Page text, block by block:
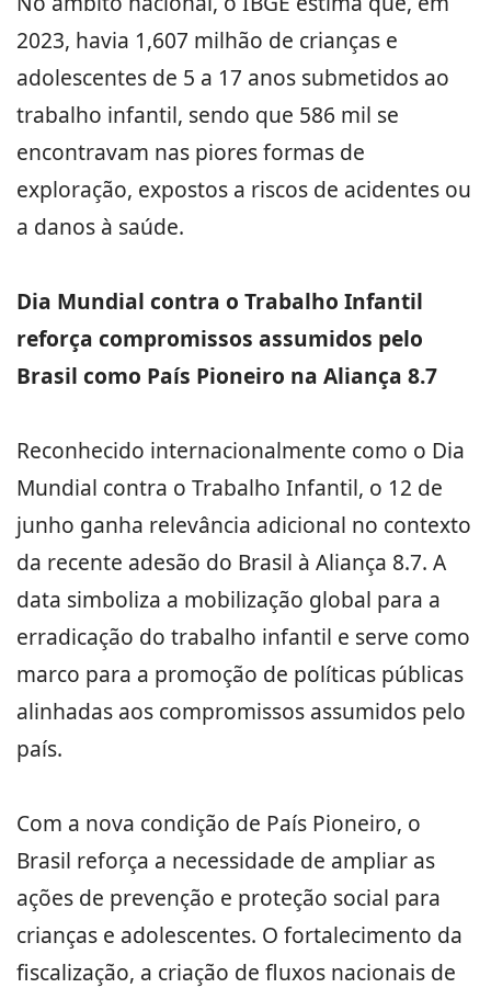
2023, havia 1,607 milhão de crianças e
adolescentes de 5 a 17 anos submetidos ao
trabalho infantil, sendo que 586 mil se
encontravam nas piores formas de
exploração, expostos a riscos de acidentes ou
a danos à saúde.
Dia Mundial contra o Trabalho Infantil
reforça compromissos assumidos pelo
Brasil como País Pioneiro na Aliança 8.7
Reconhecido internacionalmente como o Dia
Mundial contra o Trabalho Infantil, o 12 de
junho ganha relevância adicional no contexto
da recente adesão do Brasil à Aliança 8.7. A
data simboliza a mobilização global para a
erradicação do trabalho infantil e serve como
marco para a promoção de políticas públicas
alinhadas aos compromissos assumidos pelo
país.
Com a nova condição de País Pioneiro, o
Brasil reforça a necessidade de ampliar as
ações de prevenção e proteção social para
crianças e adolescentes. O fortalecimento da
fiscalização, a criação de fluxos nacionais de